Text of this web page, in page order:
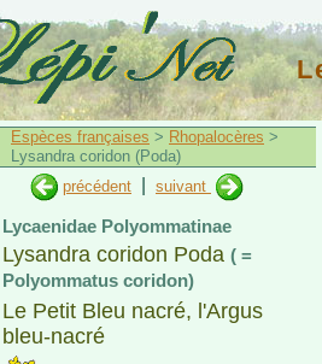
Espèces françaises > Rhopalocères >
Lysandra coridon (Poda)
précédent
suivant
Lycaenidae Polyommatinae
Lysandra coridon Poda ( =
Polyommatus coridon)
Le Petit Bleu nacré, l'Argus
bleu-nacré